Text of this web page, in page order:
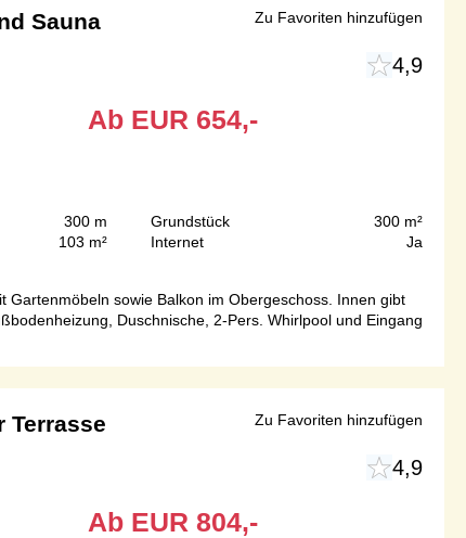
Sauna
4,9
Ab EUR 654,-
300 m
103 m²
Grundstück
300 m²
Internet
Ja
sowie Balkon im Obergeschoss. Innen gibt
Duschnische, 2-Pers. Whirlpool und Eingang
Zu Favoriten hinzufügen
Terrasse
4,9
Ab EUR 804,-
Zu Favoriten hinzufügen